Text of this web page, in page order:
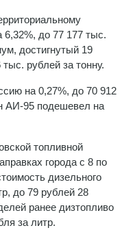
6,32%, до 77 177 тыс.
достигнутый 19
рублей за тонну.
на 0,27%, до 70 912
АИ-95 подешевел на
топливной
города с 8 по
дизельного
до 79 рублей 28
ранее дизтопливо
за литр.